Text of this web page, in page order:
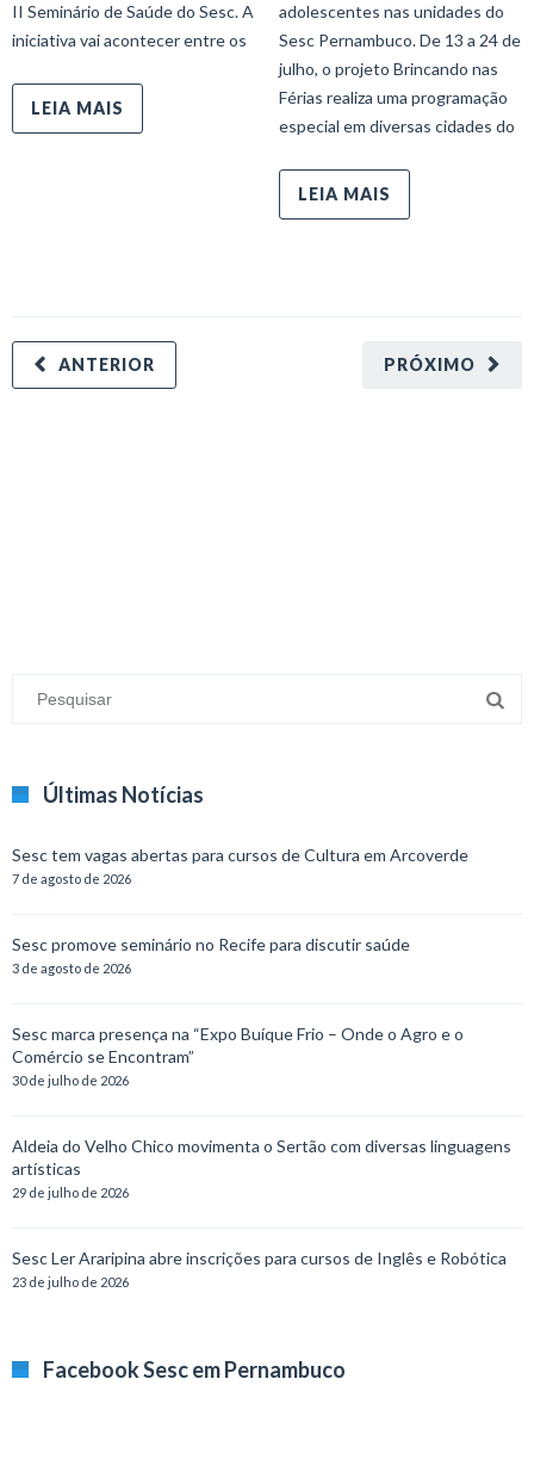
II Seminário de Saúde do Sesc. A
iniciativa vai acontecer entre os
LEIA MAIS
adolescentes nas unidades do
Sesc Pernambuco. De 13 a 24 de
julho, o projeto Brincando nas
Férias realiza uma programação
especial em diversas cidades do
LEIA MAIS
PRÓXIMO
ANTERIOR
Últimas Notícias
Sesc tem vagas abertas para cursos de Cultura em Arcoverde
7 de agosto de 2026
Sesc promove seminário no Recife para discutir saúde
3 de agosto de 2026
Sesc marca presença na “Expo Buíque Frio – Onde o Agro e o
Comércio se Encontram”
30 de julho de 2026
Aldeia do Velho Chico movimenta o Sertão com diversas linguagens
artísticas
29 de julho de 2026
Sesc Ler Araripina abre inscrições para cursos de Inglês e Robótica
23 de julho de 2026
Facebook Sesc em Pernambuco